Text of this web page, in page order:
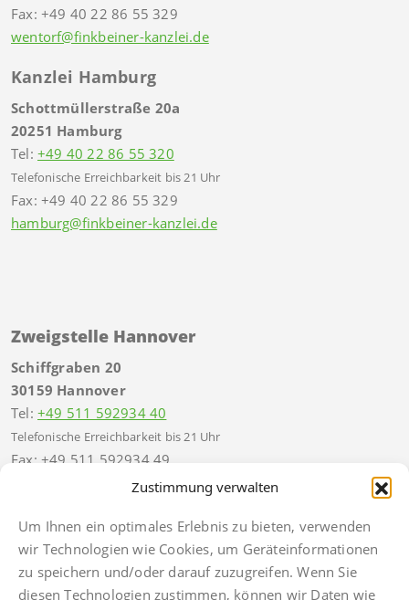
Zustimmung verwalten
Um Ihnen ein optimales Erlebnis zu bieten, verwenden
wir Technologien wie Cookies, um Geräteinformationen
zu speichern und/oder darauf zuzugreifen. Wenn Sie
diesen Technologien zustimmen, können wir Daten wie
Fax: +49 40 22 86 55 329
wentorf@finkbeiner-kanzlei.de
Kanzlei Hamburg
Schottmüllerstraße 20a
20251 Hamburg
Tel: +49 40 22 86 55 320
Telefonische Erreichbarkeit bis 21 Uhr
Fax: +49 40 22 86 55 329
hamburg@finkbeiner-kanzlei.de
Zweigstelle Hannover
Schiffgraben 20
30159 Hannover
Tel: +49 511 592934 40
Telefonische Erreichbarkeit bis 21 Uhr
Fax: +49 511 592934 49
hannover@finkbeiner-kanzlei.de
Impressum